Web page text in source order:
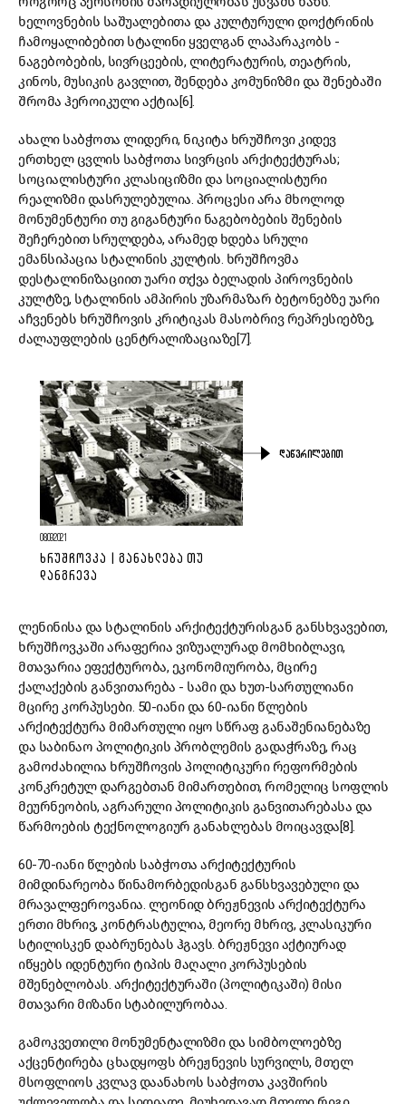
ხელოვნების საშუალებითა და კულტურული დოქტრინის
ჩამოყალიბებით სტალინი ყველგან ლაპარაკობს -
ნაგებობების, სივრცეების, ლიტერატურის, თეატრის,
კინოს, მუსიკის გავლით, შენდება კომუნიზმი და შენებაში
შრომა ჰეროიკული აქტია[6].
ახალი საბჭოთა ლიდერი, ნიკიტა ხრუშჩოვი კიდევ
ერთხელ ცვლის საბჭოთა სივრცის არქიტექტურას;
სოციალისტური კლასიციზმი და სოციალისტური
რეალიზმი დასრულებულია. პროცესი არა მხოლოდ
მონუმენტური თუ გიგანტური ნაგებობების შენების
შეჩერებით სრულდება, არამედ ხდება სრული
ემანსიპაცია სტალინის კულტის. ხრუშჩოვმა
დესტალინიზაციით უარი თქვა ბელადის პიროვნების
კულტზე, სტალინის ამპირის უზარმაზარ ბეტონებზე უარი
აჩვენებს ხრუშჩოვის კრიტიკას მასობრივ რეპრესიებზე,
ძალაუფლების ცენტრალიზაციაზე[7].
08.09.2021
ᲮᲠᲣᲨᲩᲝᲕᲙᲐ | ᲒᲐᲜᲐᲮᲚᲔᲑᲐ ᲗᲣ
ᲓᲐᲜᲒᲠᲔᲕᲐ
ᲓᲐᲬᲕᲠᲘᲚᲔᲑᲘᲗ
ლენინისა და სტალინის არქიტექტურისგან განსხვავებით,
ხრუშჩოვკაში არაფერია ვიზუალურად მომხიბლავი,
მთავარია ეფექტურობა, ეკონომიურობა, მცირე
ქალაქების განვითარება - სამი და ხუთ-სართულიანი
მცირე კორპუსები. 50-იანი და 60-იანი წლების
არქიტექტურა მიმართული იყო სწრაფ განაშენიანებაზე
და საბინაო პოლიტიკის პრობლემის გადაჭრაზე, რაც
გამოძახილია ხრუშჩოვის პოლიტიკური რეფორმების
კონკრეტულ დარგებთან მიმართებით, რომელიც სოფლის
მეურნეობის, აგრარული პოლიტიკის განვითარებასა და
წარმოების ტექნოლოგიურ განახლებას მოიცავდა[8].
60-70-იანი წლების საბჭოთა არქიტექტურის
მიმდინარეობა წინამორბედისგან განსხვავებული და
მრავალფეროვანია. ლეონიდ ბრეჟნევის არქიტექტურა
ერთი მხრივ, კონტრასტულია, მეორე მხრივ, კლასიკური
სტილისკენ დაბრუნებას ჰგავს. ბრეჟნევი აქტიურად
იწყებს იდენტური ტიპის მაღალი კორპუსების
მშენებლობას. არქიტექტურაში (პოლიტიკაში) მისი
მთავარი მიზანი სტაბილურობაა.
გამოკვეთილი მონუმენტალიზმი და სიმბოლოებზე
აქცენტირება ცხადყოფს ბრეჟნევის სურვილს, მთელ
მსოფლიოს კვლავ დაანახოს საბჭოთა კავშირის